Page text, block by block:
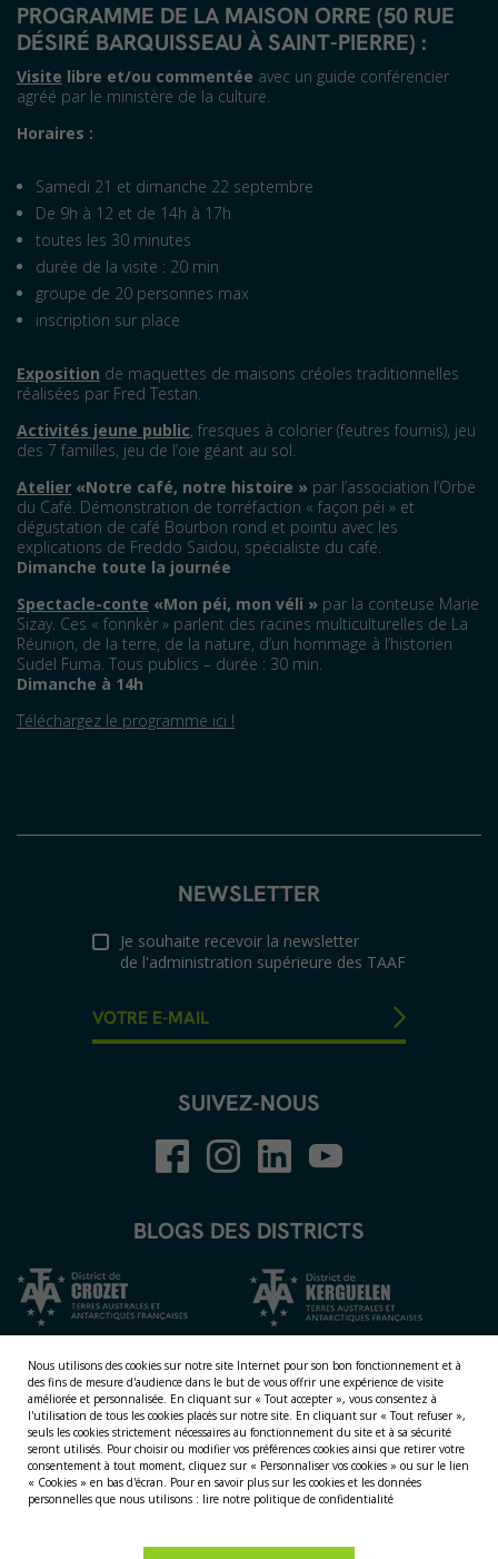
PROGRAMME DE LA MAISON ORRE (50 RUE
DÉSIRÉ BARQUISSEAU À SAINT-PIERRE) :
Visite libre et/ou commentée avec un guide conférencier
agréé par le ministère de la culture.
Horaires :
Samedi 21 et dimanche 22 septembre
De 9h à 12 et de 14h à 17h
toutes les 30 minutes
durée de la visite : 20 min
groupe de 20 personnes max
inscription sur place
Exposition de maquettes de maisons créoles traditionnelles
réalisées par Fred Testan.
Activités jeune public, fresques à colorier (feutres fournis), jeu
des 7 familles, jeu de l’oie géant au sol.
Atelier «Notre café, notre histoire » par l’association l’Orbe
du Café. Démonstration de torréfaction « façon péi » et
dégustation de café Bourbon rond et pointu avec les
explications de Freddo Saïdou, spécialiste du café.
Dimanche toute la journée
Spectacle-conte «Mon péi, mon véli » par la conteuse Marie
Sizay. Ces « fonnkèr » parlent des racines multiculturelles de La
Réunion, de la terre, de la nature, d’un hommage à l’historien
Sudel Fuma. Tous publics – durée : 30 min.
Dimanche à 14h
Téléchargez le programme ici !
NEWSLETTER
Je souhaite recevoir la newsletter
de l'administration supérieure des TAAF
SUIVEZ-NOUS
BLOGS DES DISTRICTS
NOS TERRITOIRES
Nous utilisons des cookies sur notre site Internet pour son bon fonctionnement et à
des fins de mesure d'audience dans le but de vous offrir une expérience de visite
améliorée et personnalisée. En cliquant sur « Tout accepter », vous consentez à
l'utilisation de tous les cookies placés sur notre site. En cliquant sur « Tout refuser »,
seuls les cookies strictement nécessaires au fonctionnement du site et à sa sécurité
seront utilisés. Pour choisir ou modifier vos préférences cookies ainsi que retirer votre
consentement à tout moment, cliquez sur « Personnaliser vos cookies » ou sur le lien
« Cookies » en bas d'écran. Pour en savoir plus sur les cookies et les données
personnelles que nous utilisons : lire notre politique de confidentialité